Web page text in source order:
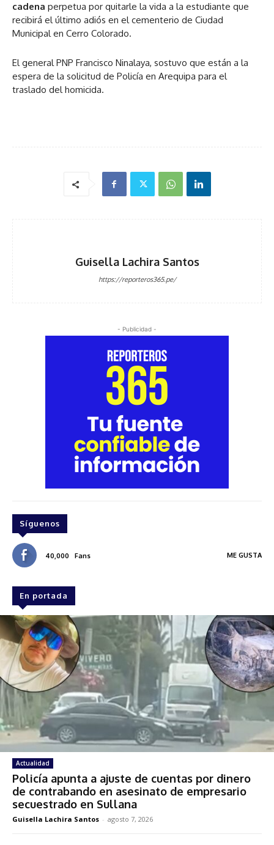
cadena perpetua por quitarle la vida a la estudiante que
recibirá el último adiós en el cementerio de Ciudad
Municipal en Cerro Colorado.
El general PNP Francisco Ninalaya, sostuvo que están a la
espera de la solicitud de Policía en Arequipa para el
traslado del homicida.
Guisella Lachira Santos
https://reporteros365.pe/
- Publicidad -
Síguenos
40,000 Fans ME GUSTA
En portada
Actualidad
Policía apunta a ajuste de cuentas por dinero
de contrabando en asesinato de empresario
secuestrado en Sullana
Guisella Lachira Santos - agosto 7, 2026